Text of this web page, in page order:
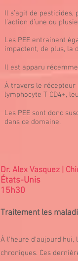
Il s’agit de
l’action d’une ou
Les PEE entrainent
impactent, de plus, la
Il est apparu
À travers le récepteur
lymphocyte T CD4+,
Les PEE sont donc
dans ce domaine.
Dr. Alex Vasquez |
États-Unis
15h30
Traitement les
À l'heure d'aujourd'hui,
chroniques. Ces